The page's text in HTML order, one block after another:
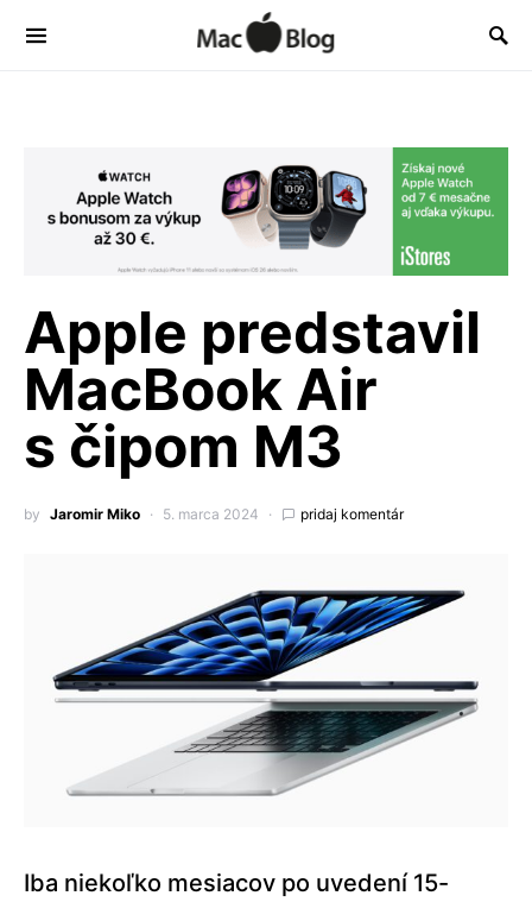
Apple predstavil
MacBook Air
s čipom M3
by Jaromir Miko 5. marca 2024 pridaj komentár
Iba niekoľko mesiacov po uvedení 15-